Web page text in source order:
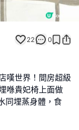
22 0
嘆世界！間房超級
喺貴妃椅上面做
同埋蒸身體，食